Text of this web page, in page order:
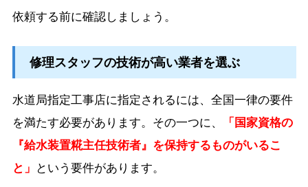
依頼する前に確認しましょう。
修理スタッフの技術が高い業者を選ぶ
水道局指定工事店に指定されるには、全国一律の要件
を満たす必要があります。その一つに、
「国家資格の
『給水装置糀主任技術者』を保持するものがいるこ
と」 という要件があります。